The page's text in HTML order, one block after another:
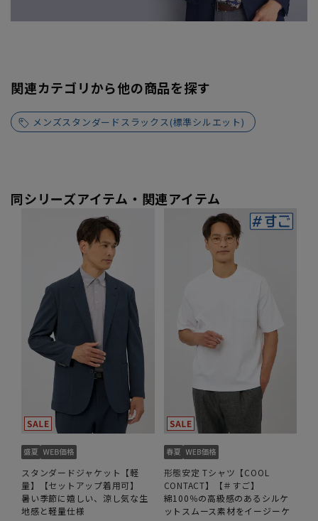
関連カテゴリから他の商品を探す
メンズスタンダードスラックス(標準シルエット)
同シリーズアイテム・関連アイテム
スタンダードジャケット【軽
量】【セットアップ着用可】
暑い季節に嬉しい、涼し気な生
地感と軽量仕様
形態安定 Tシャツ【COOL
CONTACT】【＃すご】
綿100％の高級感のあるシルケ
ットスムース素材をイージーケ